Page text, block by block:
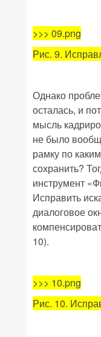
>>> 09.png
Рис. 9.
Однако
осталась, и
мысль
не было
рамку по
сохранить?
инструмент «
Исправить
диалоговое
10).
>>> 10.png
Рис. 10.